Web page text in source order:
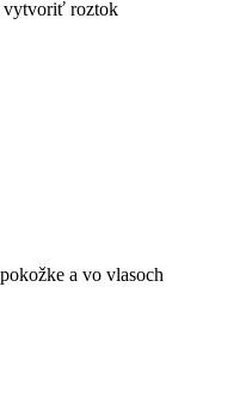
vytvoriť roztok
a vo vlasoch